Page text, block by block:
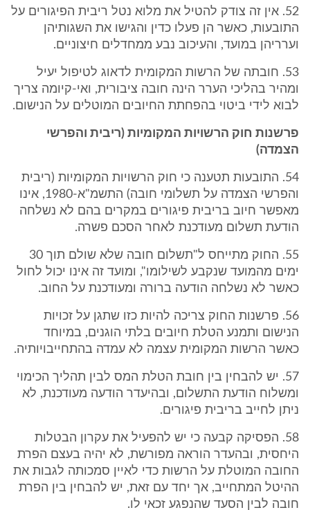
52. אין זה צודק להטיל את מלוא נטל ריבית הפיגורים על
התובעות, כאשר הן פעלו כדין והגישו את השגותיהן
וערריהן במועד, והעיכוב נבע ממחדלים חיצוניים.
53. חובתה של הרשות המקומית לדאוג לטיפול יעיל
ומהיר בהליכי הערר הינה חובה ציבורית, ואי-קיומה צריך
לבוא לידי ביטוי בהפחתת החיובים המוטלים על הנישום.
פרשנות חוק הרשויות המקומיות (ריבית והפרשי
הצמדה)
54. התובעות תטענה כי חוק הרשויות המקומיות (ריבית
והפרשי הצמדה על תשלומי חובה) התשמ"א-1980, אינו
מאפשר חיוב בריבית פיגורים במקרים בהם לא נשלחה
הודעת תשלום מעודכנת לאחר הסכם פשרה.
55. החוק מתייחס ל"תשלום חובה שלא שולם תוך 30
ימים מהמועד שנקבע לשילומו", ומועד זה אינו יכול לחול
כאשר לא נשלחה הודעה ברורה ומעודכנת על החוב.
56. פרשנות החוק צריכה להיות כזו שתגן על זכויות
הנישום ותמנע הטלת חיובים בלתי הוגנים, במיוחד
כאשר הרשות המקומית עצמה לא עמדה בהתחייבויותיה.
57. יש להבחין בין חובת הטלת המס לבין תהליך הכימוי
ומשלוח הודעת התשלום, ובהיעדר הודעה מעודכנת, לא
ניתן לחייב בריבית פיגורים.
58. הפסיקה קבעה כי יש להפעיל את עקרון הבטלות
היחסית, ובהעדר הוראה מפורשת, לא יהיה בעצם הפרת
החובה המוטלת על הרשות כדי לאיין סמכותה לגבות את
ההיטל המתחייב, אך יחד עם זאת, יש להבחין בין הפרת
חובה לבין הסעד שהנפגע זכאי לו.